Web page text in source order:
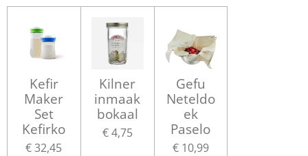
Kefir
Maker
Set
Kefirko
€ 32,45
Kilner
inmaak
bokaal
€ 4,75
Gefu
Neteldo
ek
Paselo
€ 10,99